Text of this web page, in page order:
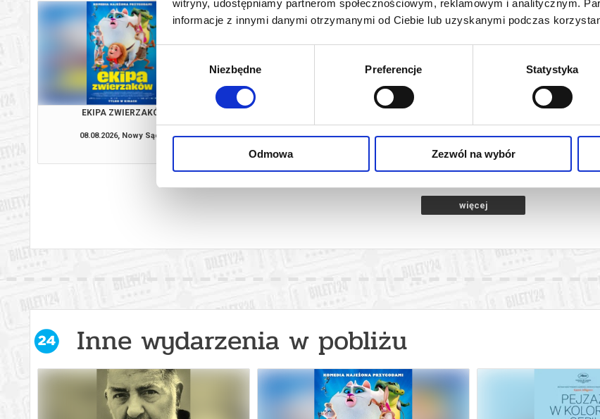
witryny, udostępniamy partnerom społecznościowym, reklamowym i analitycznym.
informacje z innymi danymi otrzymanymi od Ciebie lub uzyskanymi podczas
Niezbędne Preferencje Statystyka
Odmowa Zezwól na wybór
EKIPA ZWIERZAKÓW
08.08.2026, Nowy Sącz
2D DUBBING
08.08.2026, Nowy Sącz
08.08.2026, Nowy Sącz
więcej
Inne wydarzenia w pobliżu